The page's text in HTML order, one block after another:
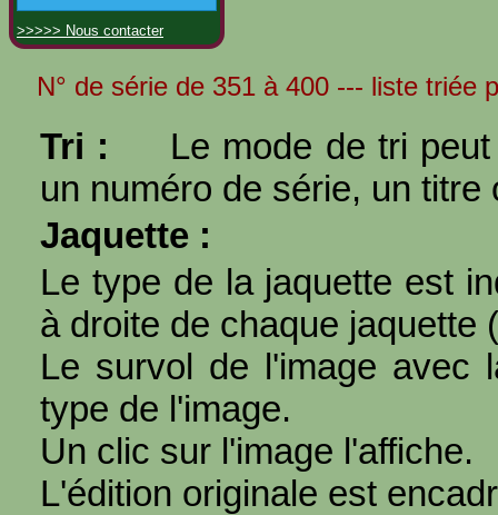
>>>>> Nous contacter
N° de série de 351 à 400 --- liste triée
Tri :
Le mode de tri
un numéro de série, un titre
Jaquette :
Le type de la jaquette est
à droite de chaque jaquette (
Le survol de l'image avec
type de l'image.
Un clic sur l'image l'affiche.
L'édition originale est